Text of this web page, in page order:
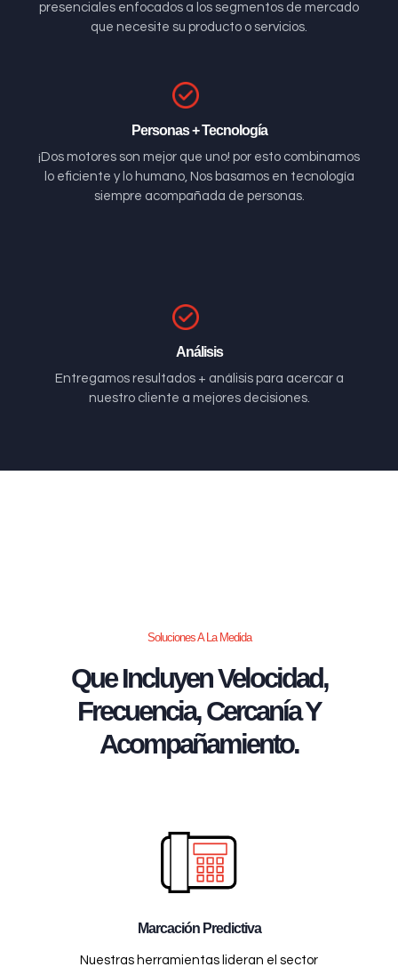
presenciales enfocados a los segmentos de mercado
que necesite su producto o servicios.
Personas + Tecnología
¡Dos motores son mejor que uno! por esto combinamos
lo eficiente y lo humano, Nos basamos en tecnología
siempre acompañada de personas.
Análisis
Entregamos resultados + análisis para acercar a
nuestro cliente a mejores decisiones.
Soluciones A La Medida
Que Incluyen Velocidad,
Frecuencia, Cercanía Y
Acompañamiento.
Marcación Predictiva
Nuestras herramientas lideran el sector